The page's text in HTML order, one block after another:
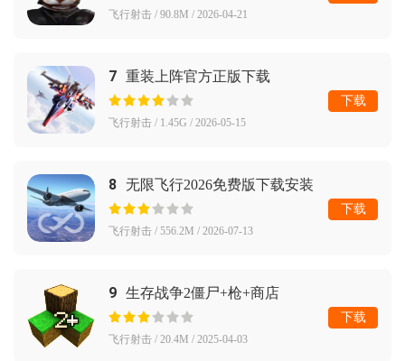
飞行射击 / 90.8M / 2026-04-21
7 重装上阵官方正版下载
飞行射击 / 1.45G / 2026-05-15
下载
8 无限飞行2026免费版下载安装
飞行射击 / 556.2M / 2026-07-13
下载
9 生存战争2僵尸+枪+商店
飞行射击 / 20.4M / 2025-04-03
下载